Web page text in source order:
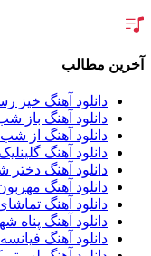
فریدون آسرایی
محسن ابراهیم زاده
سامان جلیلی
حجت اشرف زاده
پازل بند54
بهنام علمشاهی54
امید جهان52
علی عبدالمالکی
احسان خواجه
محمد علیزاده50
محسن یاحقی46
علیرضا قربانی45
آخرین مطالب
دانلود آهنگ
دانلود آهنگ باز
دانلود آهنگ از
دانلود آهنگ
دانلود آهنگ دختر
دانلود آهنگ
دانلود آهنگ
دانلود آهنگ پناه
دانلود آهنگ